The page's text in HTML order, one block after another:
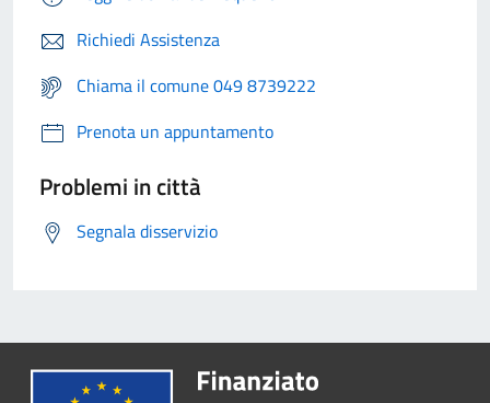
Richiedi Assistenza
Chiama il comune 049 8739222
Prenota un appuntamento
Problemi in città
Segnala disservizio